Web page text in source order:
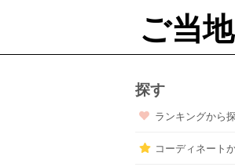
ご当
探す
ランキングから
コーディネート